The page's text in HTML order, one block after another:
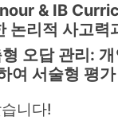
& IB
리적 사고력
오답 관리:
여 서술형 평
니다!